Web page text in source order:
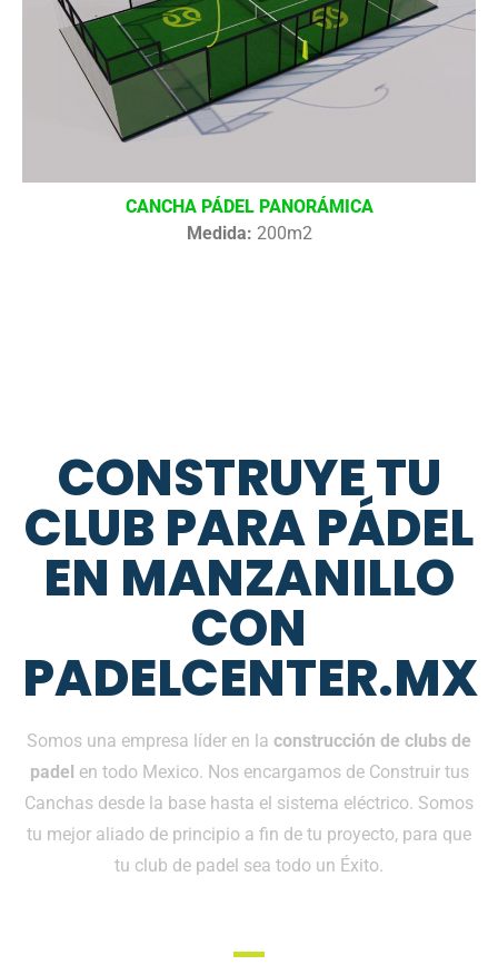
CANCHA PÁDEL PANORÁMICA
Medida: 200m2
CONSTRUYE TU
CLUB PARA PÁDEL
EN MANZANILLO
CON
PADELCENTER.MX
Somos una empresa líder en la construcción de clubs de
padel en todo Mexico. Nos encargamos de Construir tus
Canchas desde la base hasta el sistema eléctrico. Somos
tu mejor aliado de principio a fin de tu proyecto, para que
tu club de padel sea todo un Éxito.